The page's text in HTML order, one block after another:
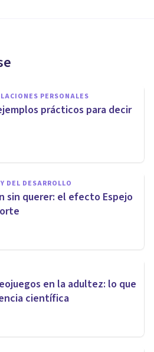
PERSONALES
prácticos para decir
DEL DESARROLLO
sin querer: el efecto Espejo
en la adultez: lo que
científica